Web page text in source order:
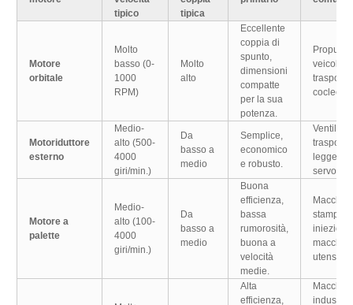
tipico
tipica
Motore
orbitale
Molto
basso (0-
1000
RPM)
Molto
alto
Eccellente
coppia di
spunto,
dimensioni
compatte
per la sua
potenza.
veicoli,
coclee,
Motoriduttore
esterno
Medio-
alto (500-
4000
giri/min.)
Da
basso a
medio
Semplice,
economico
e robusto.
leggeri,
Motore a
palette
Medio-
alto (100-
4000
giri/min.)
Da
basso a
medio
Buona
efficienza,
bassa
rumorosità,
buona a
velocità
medie.
utensili.
Alta
efficienza,